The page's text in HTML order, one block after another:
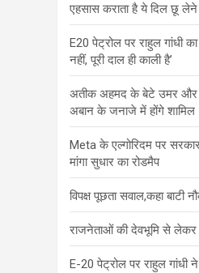
एहसास कराता है ये दिल छू लेने
E20 पेट्रोल पर राहुल गांधी
नहीं, पूरी दाल ही काली है’
अतीक अहमद के बेटे उमर और
अबान के जनाजे में होंगे शामिल
Meta के एल्गोरिदम पर
मांगा सुधार का रोडमैप
विपक्ष पूछता सवाल,कहा बाटी
राजनेताओं की देवभूमि से लेकर
E-20 पेट्रोल पर राहुल गांधी